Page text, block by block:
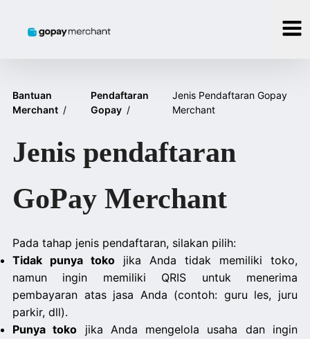
Bantuan
Merchant /
Pendaftaran
Gopay /
Jenis Pendaftaran Gopay
Merchant
Jenis pendaftaran
GoPay Merchant
Pada tahap jenis pendaftaran, silakan pilih:
Tidak punya tokojika Anda tidak memiliki toko,
namun ingin memiliki QRIS untuk menerima
pembayaran atas jasa Anda (contoh: guru les, juru
parkir, dll).
Punya toko jika Anda mengelola usaha dan ingin